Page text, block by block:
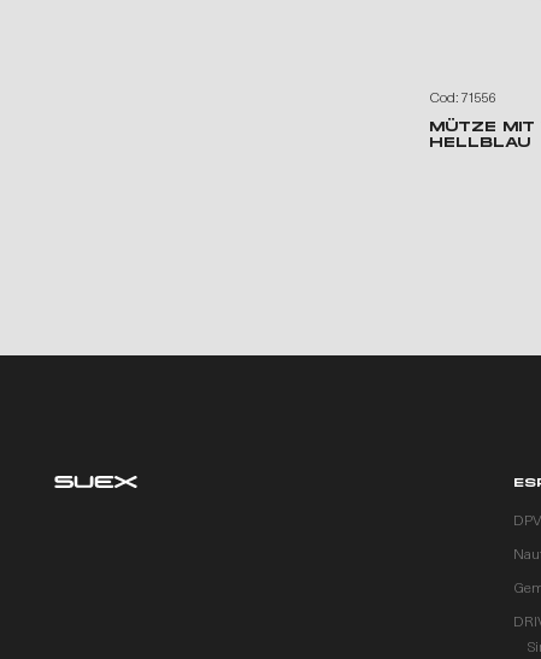
Cod: 71556
MÜTZE MIT
HELLBLAU
DPV